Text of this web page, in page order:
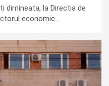
dimineata, la Directia de
economic…